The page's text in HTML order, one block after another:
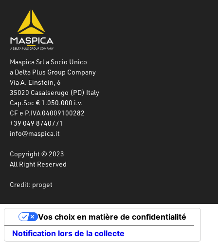
Maspica Srl a Socio Unico
a Delta Plus Group Company
Via A. Einstein, 6
35020 Casalserugo (PD) Italy
Cap.Soc € 1.050.000 i.v.
CF e P.IVA 04009100282
+39 049 8740771
info@maspica.it
Copyright © 2023
All Right Reserved
Credit: proget
Notification lors de la collecte
Vos choix en matière de confidentialité